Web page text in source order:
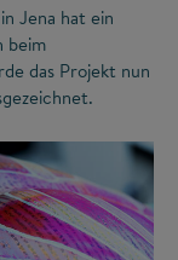
Jena hat ein
beim
das Projekt nun